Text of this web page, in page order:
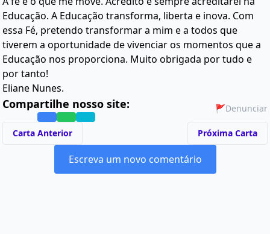
Educação. A Educação transforma, liberta e inova. Com
essa Fé, pretendo transformar a mim e a todos que
tiverem a oportunidade de vivenciar os momentos que a
Educação nos proporciona. Muito obrigada por tudo e
por tanto!
Eliane Nunes.
Compartilhe nosso site: 🚩Denunciar
Carta Anterior Próxima Carta
Escreva um novo comentário